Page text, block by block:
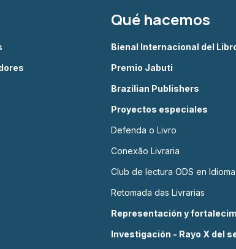
Qué hacemos
Bienal Internacional del
Premio Jabuti
Brazilian Publishers
Proyectos especiales
Defenda o Livro
Conexão Livraria
Club de lectura ODS en
Retomada das Livrarias
Representación y
Investigación - Rayo X del